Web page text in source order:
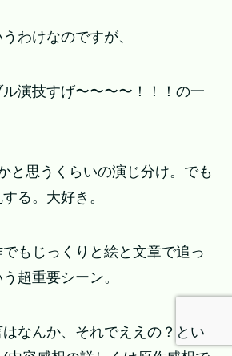
わけなのですが、
演技すげ〜〜〜〜！！！の一
と思うくらいの演じ分け。でも
る。大好き。
もじっくりと絵と文章で追っ
超重要シーン。
なんか、それでええの？とい